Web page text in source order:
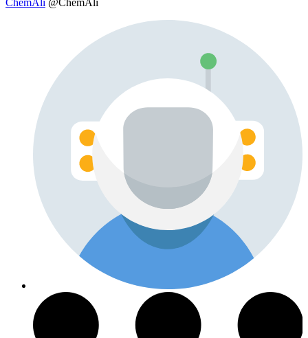
ChemAli @ChemAli